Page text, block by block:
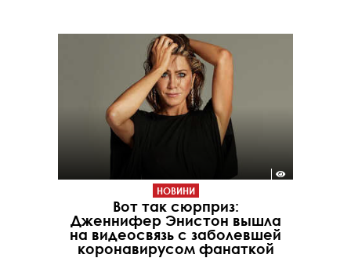
НОВИНИ
Вот так сюрприз:
Дженнифер Энистон вышла
на видеосвязь с заболевшей
коронавирусом фанаткой